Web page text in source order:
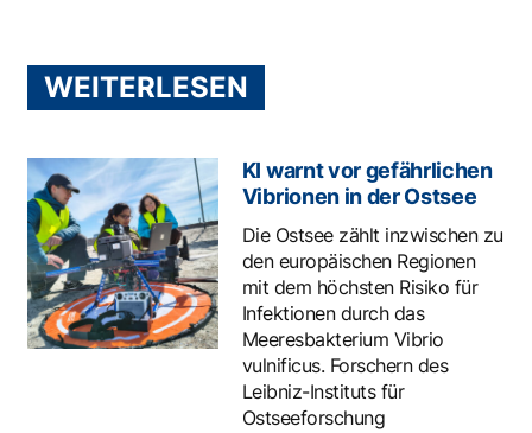
WEITERLESEN
KI warnt vor gefährlichen
Vibrionen in der Ostsee
Die Ostsee zählt inzwischen zu
den europäischen Regionen
mit dem höchsten Risiko für
Infektionen durch das
Meeresbakterium Vibrio
vulnificus. Forschern des
Leibniz-Instituts für
Ostseeforschung